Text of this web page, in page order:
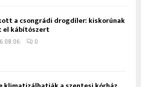
a csongrádi drogdíler: kiskorúnak
el kábítószert
0